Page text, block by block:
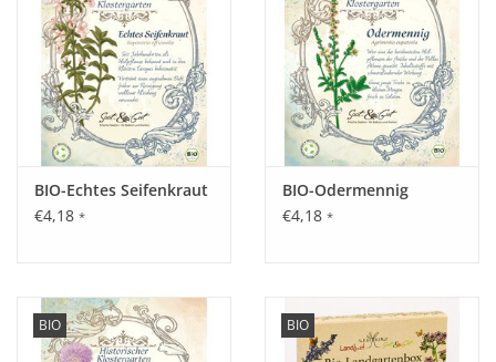
BIO-Echtes Seifenkraut
€4,18 *
BIO-Odermennig
€4,18 *
BIO BIO